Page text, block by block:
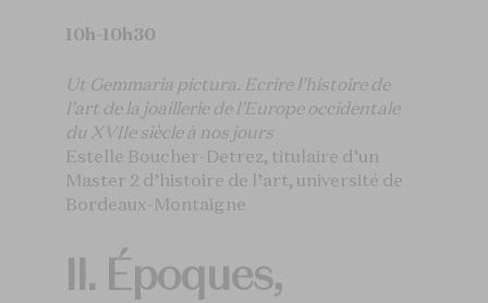
10h-10h30
Ut Gemmaria pictura. Ecrire l’histoire de
l’art de la joaillerie de l’Europe occidentale
du XVIIe siècle à nos jours
Estelle Boucher-Detrez, titulaire d’un
Master 2 d’histoire de l’art, université de
Bordeaux-Montaigne
II. Époques,